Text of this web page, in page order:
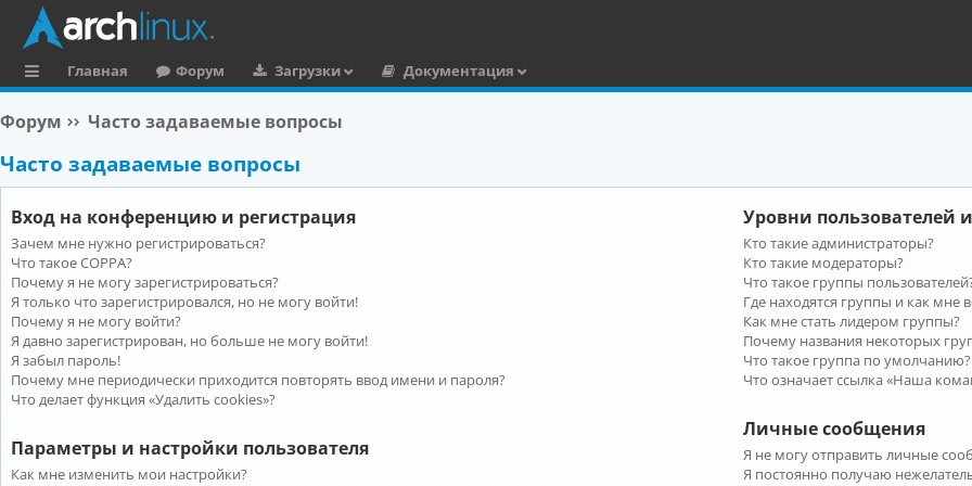
ы
л
Главная Форум Загрузки
Документация
Форум Часто задаваемые вопросы
Часто задаваемые вопросы
Вход на конференцию и регистрация
Зачем мне нужно регистрироваться?
Что такое COPPA?
Почему я не могу зарегистрироваться?
Я только что зарегистрировался, но не могу войти!
Почему я не могу войти?
Я давно зарегистрирован, но больше не могу войти!
Я забыл пароль!
Почему мне периодически приходится повторять ввод имени и пароля?
Что делает функция «Удалить cookies»?
Параметры и настройки пользователя
Как мне изменить мои настройки?
Уровни пользователей
Кто такие администраторы?
Кто такие модераторы?
Что такое группы
Где находятся группы и как мне
Как мне стать лидером группы?
Почему названия некоторых
Что такое группа по умолчанию?
Что означает ссылка «Наша
Личные сообщения
Я не могу отправить личные
Я постоянно получаю